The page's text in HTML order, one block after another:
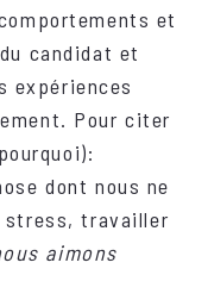
et
candidat et
expériences
Pour citer
dont nous ne
stress, travailler
aimons